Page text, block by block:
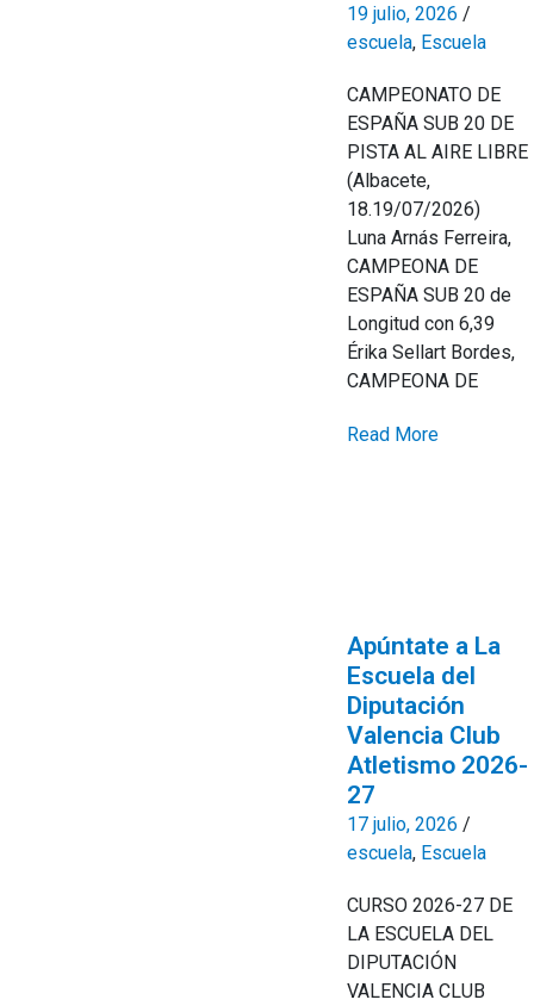
19 julio, 2026 /
escuela, Escuela
CAMPEONATO DE
ESPAÑA SUB 20 DE
PISTA AL AIRE LIBRE
(Albacete,
18.19/07/2026)
Luna Arnás Ferreira,
CAMPEONA DE
ESPAÑA SUB 20 de
Longitud con 6,39
Érika Sellart Bordes,
CAMPEONA DE
Read More
Apúntate a La
Escuela del
Diputación
Valencia Club
Atletismo 2026-
27
17 julio, 2026 /
escuela, Escuela
CURSO 2026-27 DE
LA ESCUELA DEL
DIPUTACIÓN
VALENCIA CLUB